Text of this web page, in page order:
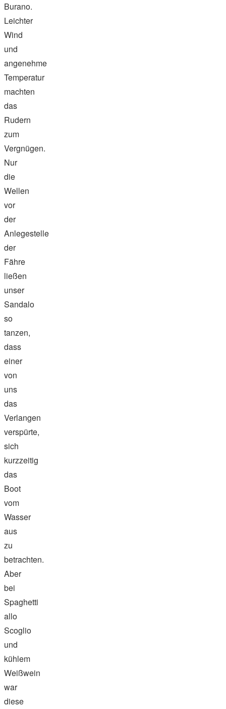
Burano.
Leichter
Wind
und
angenehme
Temperatur
machten
das
Rudern
zum
Vergnügen.
Nur
die
Wellen
vor
der
Anlegestelle
der
Fähre
ließen
unser
Sandalo
so
tanzen,
dass
einer
von
uns
das
Verlangen
verspürte,
sich
kurzzeitig
das
Boot
vom
Wasser
aus
zu
betrachten.
Aber
bei
Spaghetti
allo
Scoglio
und
kühlem
Weißwein
war
diese